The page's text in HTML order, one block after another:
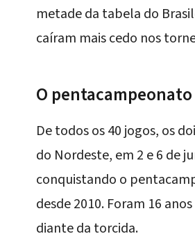
metade da tabela do
caíram mais cedo nos
O
De todos os 40 jogos, os
do Nordeste, em 2 e 6 de
conquistando o
desde 2010. Foram 16
diante da torcida.